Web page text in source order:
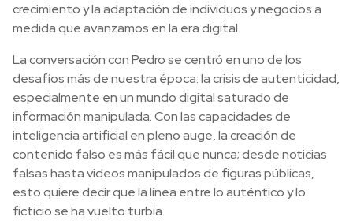
crecimiento y la adaptación de individuos y negocios a
medida que avanzamos en la era digital.
La conversación con Pedro se centró en uno de los
desafíos más de nuestra época: la crisis de autenticidad,
especialmente en un mundo digital saturado de
información manipulada. Con las capacidades de
inteligencia artificial en pleno auge, la creación de
contenido falso es más fácil que nunca; desde noticias
falsas hasta videos manipulados de figuras públicas,
esto quiere decir que la línea entre lo auténtico y lo
ficticio se ha vuelto turbia.